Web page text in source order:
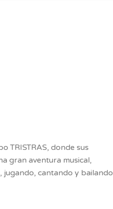
TRISTRAS, donde sus
gran aventura musical,
cantando y bailando